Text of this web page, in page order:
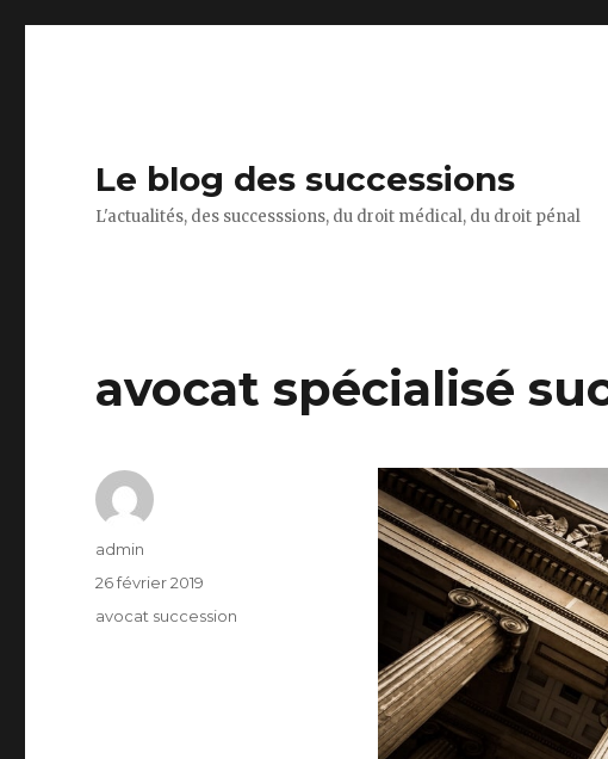
Le blog des successions
L'actualités, des successsions, du droit médical, du droit pénal
avocat spécialisé
Auteur
admin
Publié
26 février 2019
Catégories
avocat succession